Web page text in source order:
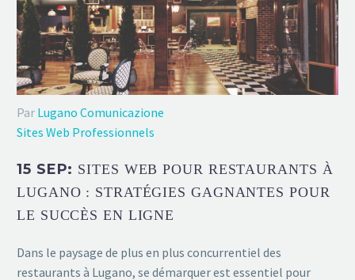
Par Lugano Comunicazione
Sites Web Professionnels
15 SEP: SITES WEB POUR RESTAURANTS À
LUGANO : STRATÉGIES GAGNANTES POUR
LE SUCCÈS EN LIGNE
Dans le paysage de plus en plus concurrentiel des
restaurants à Lugano, se démarquer est essentiel pour